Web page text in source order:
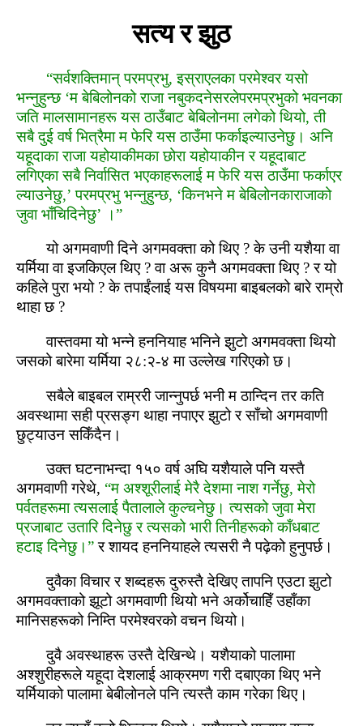
सत्‍य र झुठ
“सर्वशक्तिमान् परमप्रभु, इस्राएलका परमेश्‍वर यसो
भन्नुहुन्‍छ ‘म बेबिलोनको राजा नबुकदनेसरलेपरमप्रभुको भवनका
जति मालसामानहरू यस ठाउँबाट बेबिलोनमा लगेको थियो, ती
सबै दुई वर्ष भित्रैमा म फेरि यस ठाउँमा फर्काइल्‍याउनेछु। अनि
यहूदाका राजा यहोयाकीमका छोरा यहोयाकीन र यहूदाबाट
लगिएका सबै निर्वासित भएकाहरूलाई म फेरि यस ठाउँमा फर्काएर
ल्‍याउनेछु,’ परमप्रभु भन्नुहुन्‍छ, ‘किनभने म बेबिलोनकाराजाको
जुवा भाँचिदिनेछु’ ।”
यो अगमवाणी दिने अगमवक्ता को थिए ? के उनी यशैया वा
यर्मिया वा इजकिएल थिए ? वा अरू कुनै अगमवक्ता थिए ? र यो
कहिले पुरा भयो ? के तपाईंलाई यस विषयमा बाइबलको बारे राम्रो
थाहा छ ?
वास्‍तवमा यो भन्ने हननियाह भनिने झुटो अगमवक्ता थियो
जसको बारेमा यर्मिया २८:२-४ मा उल्लेख गरिएको छ।
सबैले बाइबल राम्ररी जान्नुपर्छ भनी म ठान्‍दिन तर कति
अवस्‍थामा सही प्रसङ्ग थाहा नपाएर झुटो र साँचो अगमवाणी
छुट्याउन सकिँदैन।
उक्त घटनाभन्‍दा १५० वर्ष अघि यशैयाले पनि यस्‍तै
अगमवाणी गरेथे, “म अश्‍शूरीलाई मेरै देशमा नाश गर्नेछु, मेरो
पर्वतहरूमा त्‍यसलाई पैतालाले कुल्‍चनेछु। त्‍यसको जुवा मेरा
प्रजाबाट उतारि दिनेछु र त्‍यसको भारी तिनीहरूको काँधबाट
हटाइ दिनेछु।”र शायद हननियाहले त्‍यसरी नै पढ़ेको हुनुपर्छ।
दुवैका विचार र शब्‍दहरू दुरुस्‍तै देखिए तापनि एउटा झुटो
अगमवक्ताको झूटो अगमवाणी थियो भने अर्कोचाहिँ उहाँका
मानिसहरूको निम्‍ति परमेश्‍वरको वचन थियो।
दुवै अवस्‍थाहरू उस्‍तै देखिन्‍थे। यशैयाको पालामा
अश्‍शुरीहरूले यहूदा देशलाई आक्रमण गरी दबाएका थिए भने
यर्मियाको पालामा बेबीलोनले पनि त्‍यस्‍तै काम गरेका थिए।